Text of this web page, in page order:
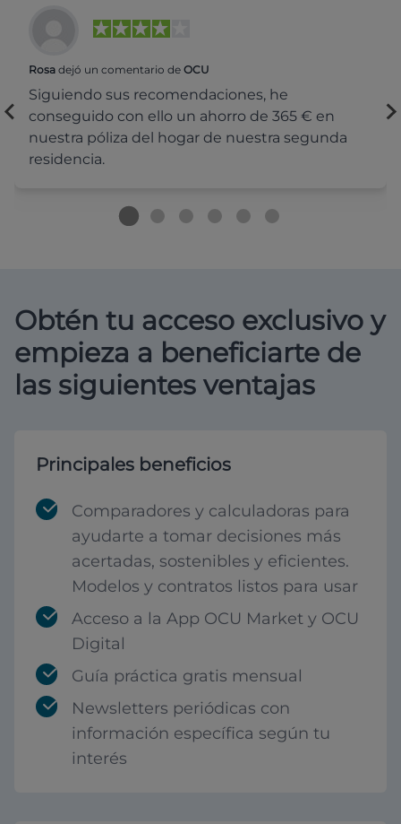
Rosa dejó un comentario de OCU
Siguiendo sus recomendaciones, he
conseguido con ello un ahorro de 365 € en
nuestra póliza del hogar de nuestra segunda
residencia.
Obtén tu acceso exclusivo y
empieza a beneficiarte de
las siguientes ventajas
Principales beneficios
Comparadores y calculadoras para
ayudarte a tomar decisiones más
acertadas, sostenibles y eficientes.
Modelos y contratos listos para usar
Acceso a la App OCU Market y OCU
Digital
Guía práctica gratis mensual
Newsletters periódicas con
información específica según tu
interés